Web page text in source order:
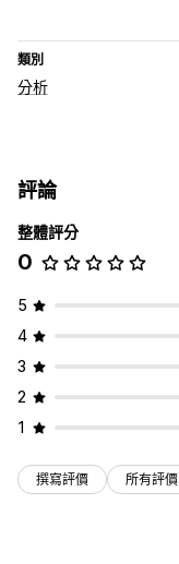
類別
分析
評論
整體評分
0
5
4
3
2
1
撰寫評價 所有評價